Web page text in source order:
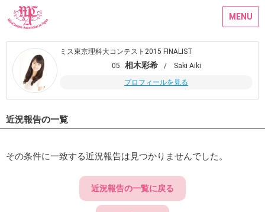
MENU
ミス東京理科大コンテスト2015 FINALIST
05. 相木彩希
/ Saki Aiki
プロフィールを見る
近況報告の一覧
その条件に一致する近況報告は見つかりませんでした。
近況報告の一覧に戻る